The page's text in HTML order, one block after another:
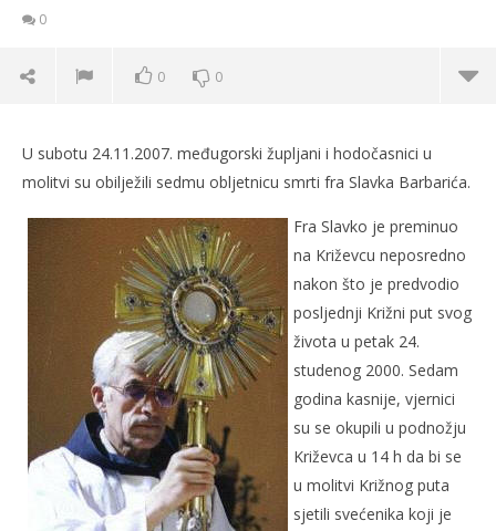
0
0 0
27.
studenoga
2007.
U subotu 24.11.2007. međugorski župljani i hodočasnici u
molitvi su obilježili sedmu obljetnicu smrti fra Slavka Barbarića.
Fra Slavko je preminuo
na Križevcu neposredno
nakon što je predvodio
posljednji Križni put svog
života u petak 24.
studenog 2000. Sedam
godina kasnije, vjernici
su se okupili u podnožju
Križevca u 14 h da bi se
u molitvi Križnog puta
sjetili svećenika koji je